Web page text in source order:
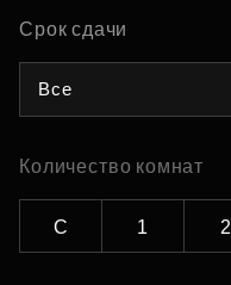
Срок сдачи
Все
Количество комнат
С 1 2